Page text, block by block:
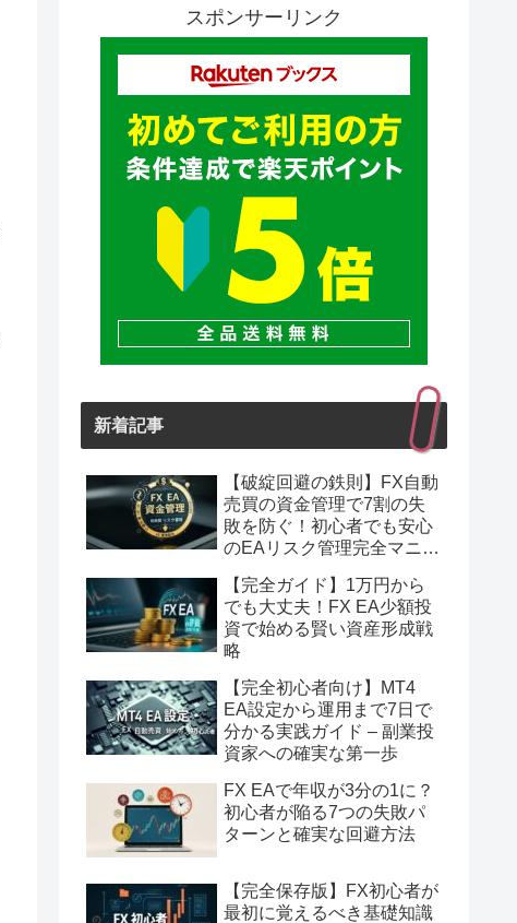
スポンサーリンク
新着記事
【破綻回避の鉄則】FX自動
売買の資金管理で7割の失
敗を防ぐ！初心者でも安心
のEAリスク管理完全マニュ
【完全ガイド】1万円から
でも大丈夫！FX EA少額投
資で始める賢い資産形成戦
略
【完全初心者向け】MT4
EA設定から運用まで7日で
分かる実践ガイド – 副業投
資家への確実な第一歩
FX EAで年収が3分の1に？
初心者が陥る7つの失敗パ
ターンと確実な回避方法
【完全保存版】FX初心者が
最初に覚えるべき基礎知識